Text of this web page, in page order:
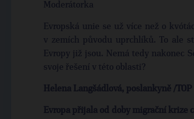
Moderátorka
Evropská unie se už více než o
v zemích původu uprchlíků. To ale
Evropy již jsou. Nemá tedy nakonec
svoje řešení v této oblasti?
Helena Langšádlová, poslankyně /TOP
Evropa přijala od doby migrační krize